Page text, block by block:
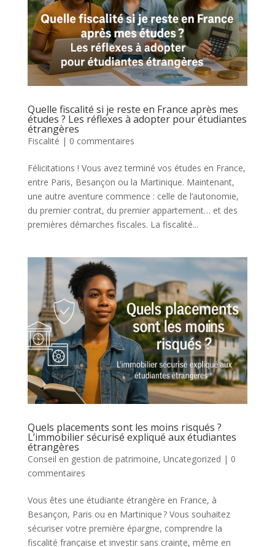
Quelle fiscalité si je reste en France après mes
études ? Les réflexes à adopter pour étudiantes
étrangères
Fiscalité | 0 commentaires
Félicitations ! Vous avez terminé vos études en France,
entre Paris, Besançon ou la Martinique. Maintenant,
une autre aventure commence : celle de l’autonomie,
du premier contrat, du premier appartement… et des
premières démarches fiscales. La fiscalité...
Quels placements sont les moins risqués ?
L’immobilier sécurisé expliqué aux étudiantes
étrangères
Conseil en gestion de patrimoine, Uncategorized | 0
commentaires
Vous êtes une étudiante étrangère en France, à
Besançon, Paris ou en Martinique ? Vous souhaitez
sécuriser votre première épargne, comprendre la
fiscalité française et investir sans crainte, même en